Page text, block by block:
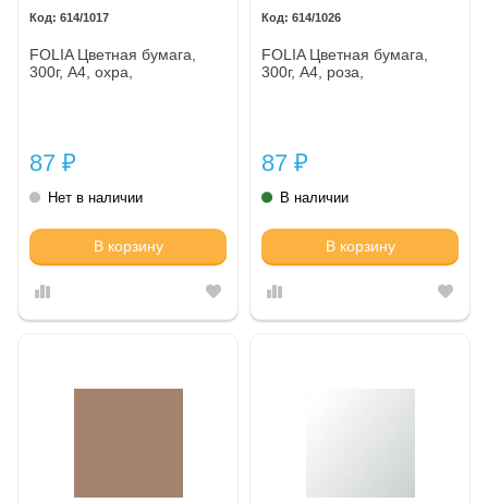
614/1017
FOLIA Цветная бумага,
300г, A4, охра,
87 ₽
Нет в наличии
В корзину
614/1026
FOLIA Цветная бумага,
300г, A4, роза,
87 ₽
В наличии
В корзину